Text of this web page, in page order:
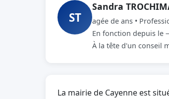
ST
Sandra
agée de ans •
En fonction depuis le
À la tête d'un conseil
La mairie de Cayenne est